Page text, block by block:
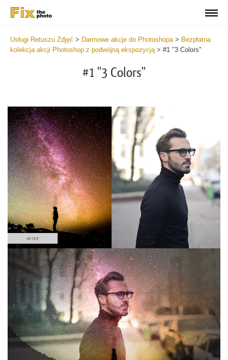
Usługi Retuszu Zdjęć > Darmowe akcje do Photoshopa> Bezpłatna
kolekcja akcji Photoshop z podwójną ekspozycją> #1 "3 Colors"
#1 "3 Colors"
Proszę wybrać
Double Exposure Action #1
Color Double Exposure
Double Exposure Complete
Entire Collection
Darmowe Pobieranie